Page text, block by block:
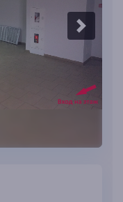
Next